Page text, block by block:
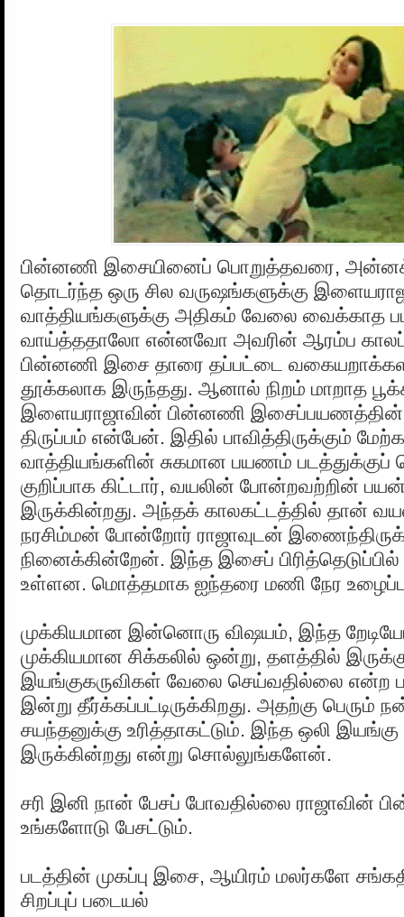
பின்னணி இசையினைப் பொறுத்தவரை,
தொடர்ந்த ஒரு சில வருஷங்களுக்கு
வாத்தியங்களுக்கு அதிகம் வேலை வைக்காத
வாய்த்ததாலோ என்னவோ அவரின் ஆரம்ப
பின்னணி இசை தாரை தப்பட்டை
தூக்கலாக இருந்தது. ஆனால் நிறம் மாறாத
இளையராஜாவின் பின்னணி இசைப்பயணத்தின்
திருப்பம் என்பேன். இதில் பாவித்திருக்கும்
வாத்தியங்களின் சுகமான பயணம் படத்துக்குப்
குறிப்பாக கிட்டார், வயலின் போன்றவற்றின்
இருக்கின்றது. அந்தக் காலகட்டத்தில் தான்
நரசிம்மன் போன்றோர் ராஜாவுடன்
நினைக்கின்றேன். இந்த இசைப்
உள்ளன. மொத்தமாக ஐந்தரை மணி நேர
முக்கியமான இன்னொரு விஷயம், இந்த
முக்கியமான சிக்கலில் ஒன்று, தளத்தில்
இயங்குகருவிகள் வேலை செய்வதில்லை என்ற
இன்று தீர்க்கப்பட்டிருக்கிறது. அதற்கு பெரும்
சயந்தனுக்கு உரித்தாகட்டும். இந்த ஒலி இயங்கு
இருக்கின்றது என்று சொல்லுங்களேன்.
சரி இனி நான் பேசப் போவதில்லை ராஜாவின்
உங்களோடு பேசட்டும்.
படத்தின் முகப்பு இசை, ஆயிரம் மலர்களே
சிறப்புப் படையல்